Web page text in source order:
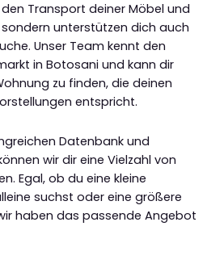
Transport deiner Möbel und
unterstützen dich auch
Unser Team kennt den
in Botosani und kann dir
zu finden, die deinen
entspricht.
Datenbank und
wir dir eine Vielzahl von
Egal, ob du eine kleine
suchst oder eine größere
haben das passende Angebot